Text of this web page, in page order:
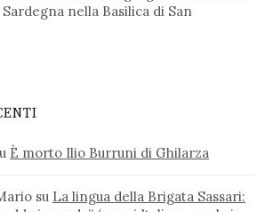
nella Basilica di San
È morto Ilio Burruni di Ghilarza
su La lingua della Brigata Sassari: